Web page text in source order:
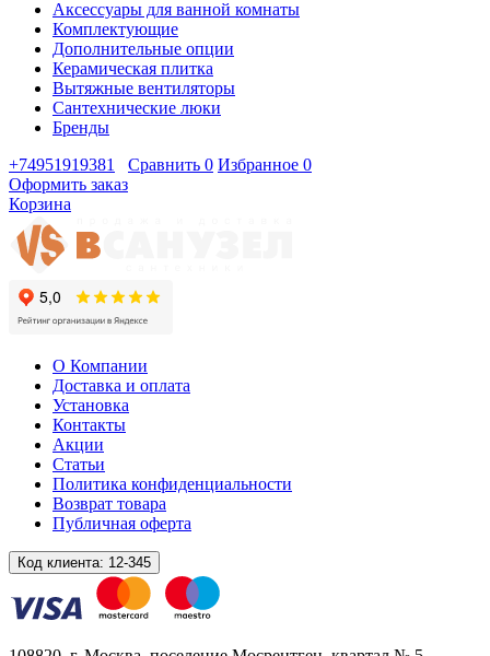
Аксессуары для ванной комнаты
Комплектующие
Дополнительные опции
Керамическая плитка
Вытяжные вентиляторы
Сантехнические люки
Бренды
+74951919381
Сравнить 0 Избранное 0
Оформить заказ
Корзина
О Компании
Доставка и оплата
Установка
Контакты
Акции
Статьи
Политика конфиденциальности
Возврат товара
Публичная оферта
Код клиента: 12-345